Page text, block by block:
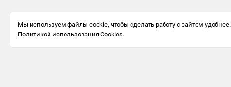
Мы используем файлы cookie, чтобы сделать работу с сайтом
Политикой использования Cookies.